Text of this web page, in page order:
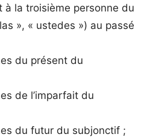
à la troisième personne du
», « ustedes ») au passé
du présent du
de l’imparfait du
du futur du subjonctif ;